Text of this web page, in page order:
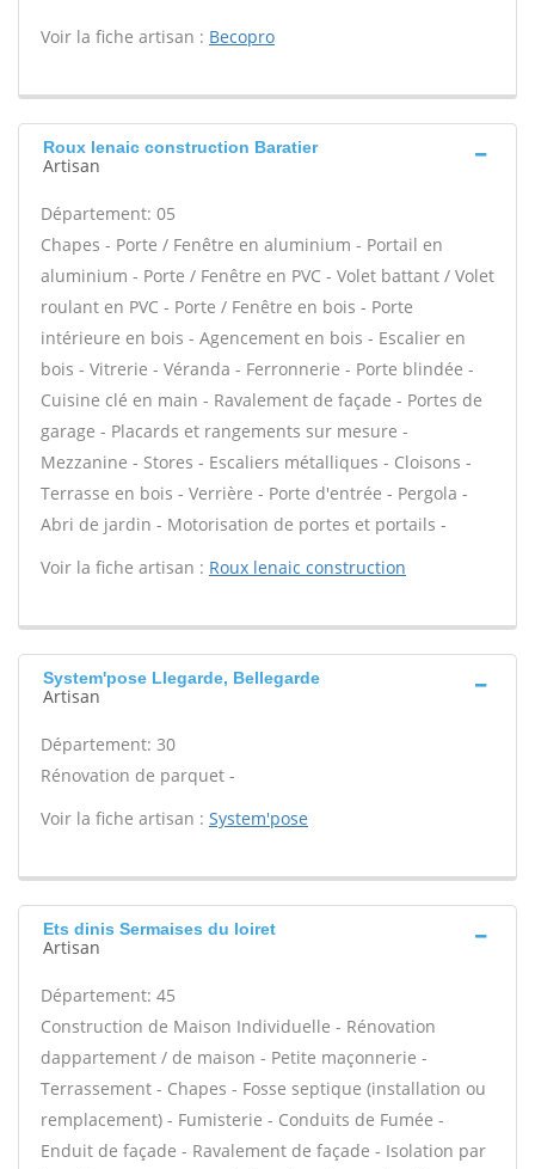
Voir la fiche artisan : Becopro
Roux lenaic construction Baratier
Artisan
Département: 05
Chapes - Porte / Fenêtre en aluminium - Portail en
aluminium - Porte / Fenêtre en PVC - Volet battant / Volet
roulant en PVC - Porte / Fenêtre en bois - Porte
intérieure en bois - Agencement en bois - Escalier en
bois - Vitrerie - Véranda - Ferronnerie - Porte blindée -
Cuisine clé en main - Ravalement de façade - Portes de
garage - Placards et rangements sur mesure -
Mezzanine - Stores - Escaliers métalliques - Cloisons -
Terrasse en bois - Verrière - Porte d'entrée - Pergola -
Abri de jardin - Motorisation de portes et portails -
Voir la fiche artisan : Roux lenaic construction
System'pose Llegarde, Bellegarde
Artisan
Département: 30
Rénovation de parquet -
Voir la fiche artisan : System'pose
Ets dinis Sermaises du loiret
Artisan
Département: 45
Construction de Maison Individuelle - Rénovation
dappartement / de maison - Petite maçonnerie -
Terrassement - Chapes - Fosse septique (installation ou
remplacement) - Fumisterie - Conduits de Fumée -
Enduit de façade - Ravalement de façade - Isolation par